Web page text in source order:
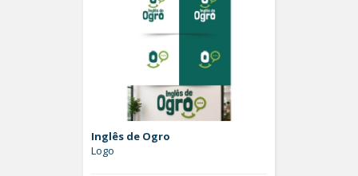
Inglês de Ogro
Logo